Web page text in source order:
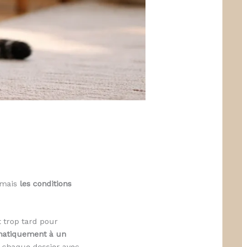
les conditions
trop tard pour
à un